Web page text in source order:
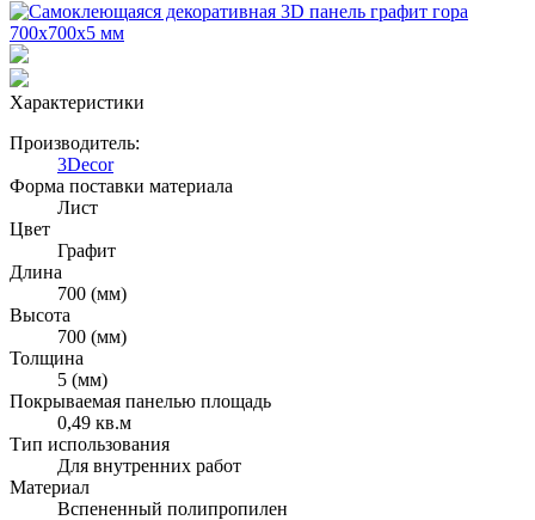
Характеристики
Производитель:
3Decor
Форма поставки материала
Лист
Цвет
Графит
Длина
700 (мм)
Высота
700 (мм)
Толщина
5 (мм)
Покрываемая панелью площадь
0,49 кв.м
Тип использования
Для внутренних работ
Материал
Вспененный полипропилен